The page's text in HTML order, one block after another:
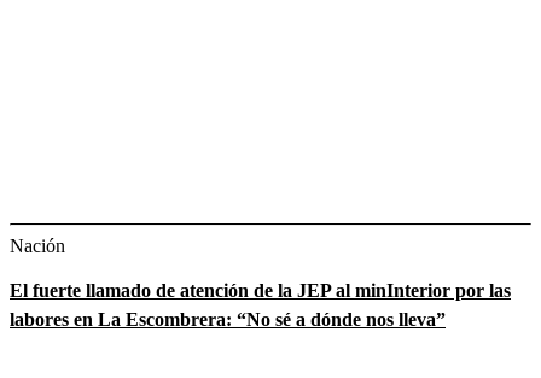
Nación
El fuerte llamado de atención de la JEP al minInterior por las
labores en La Escombrera: “No sé a dónde nos lleva”